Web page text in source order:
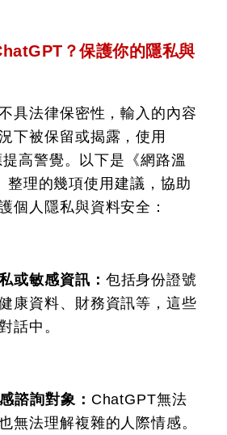
？保護你的隱私與
具法律保密性，輸入的內容
下被保留或揭露，使用
高警覺。以下是《網路溫
整理的幾項使用建議，協助
個人隱私與資料安全：
或敏感資訊： 包括身份證號
康資料、財務資訊等，這些
話中。
諮詢對象： ChatGPT無法
無法理解複雜的人際情感。